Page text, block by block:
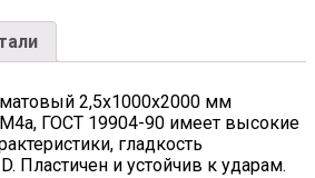
2,5х1000х2000 мм
ГОСТ 19904-90 имеет высокие
гладкость
Пластичен и устойчив к ударам.